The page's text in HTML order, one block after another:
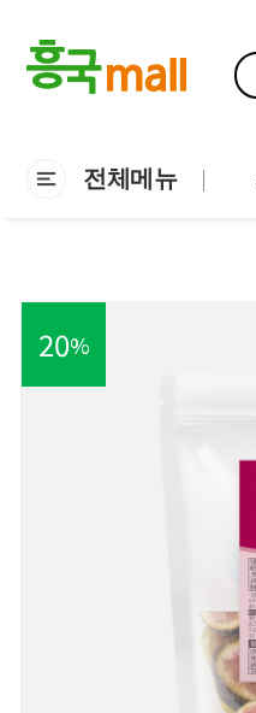
전체메뉴
20%